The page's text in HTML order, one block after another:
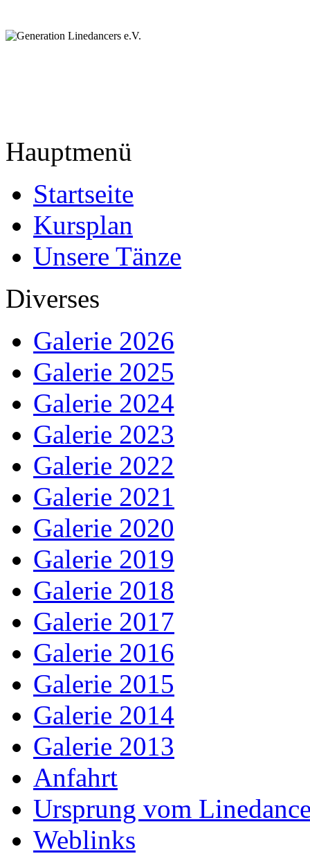
Hauptmenü
Startseite
Kursplan
Unsere Tänze
Diverses
Galerie 2026
Galerie 2025
Galerie 2024
Galerie 2023
Galerie 2022
Galerie 2021
Galerie 2020
Galerie 2019
Galerie 2018
Galerie 2017
Galerie 2016
Galerie 2015
Galerie 2014
Galerie 2013
Anfahrt
Ursprung vom
Weblinks